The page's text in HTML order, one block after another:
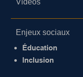
Vidéos
Enjeux sociaux
Éducation
Inclusion